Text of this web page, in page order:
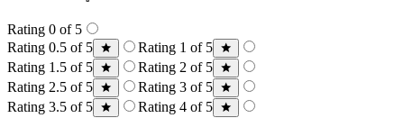
Rating 0 of 5
Rating 0.5 of 5
Rating 1 of 5
Rating 1.5 of 5
Rating 2 of 5
Rating 2.5 of 5
Rating 3 of 5
Rating 3.5 of 5
Rating 4 of 5